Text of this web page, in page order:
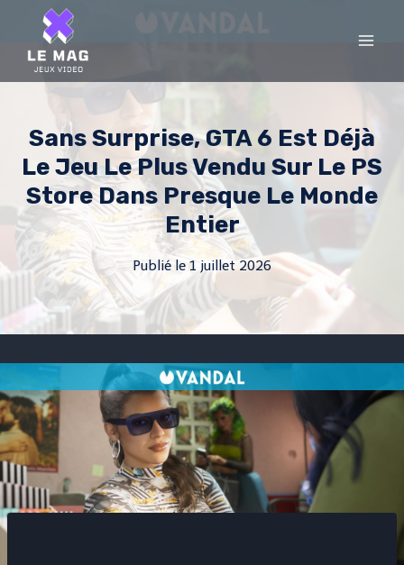
content
Sans Surprise, GTA 6 Est Déjà
Le Jeu Le Plus Vendu Sur Le PS
Store Dans Presque Le Monde
Entier
Publié le 1 juillet 2026